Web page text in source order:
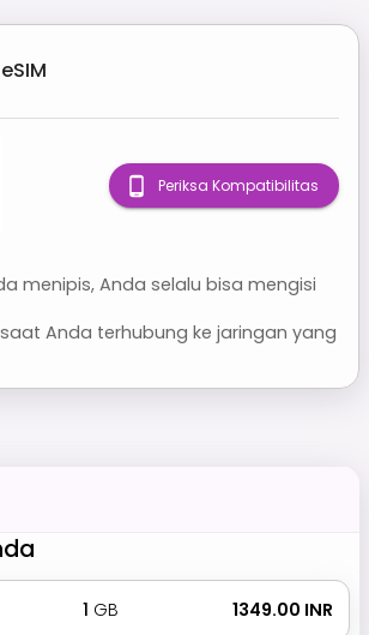
eSIM
menipis, Anda selalu bisa mengisi
Anda terhubung ke jaringan yang
Periksa Kompatibilitas
1 GB ₹ 1349.00 INR